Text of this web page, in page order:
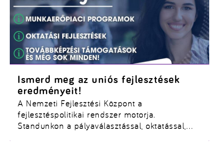
A Nemzeti Fejlesztési Központ a
fejlesztéspolitikai rendszer motorja.
Standunkon a pályaválasztással, oktatással,
Ismerd meg az uniós fejlesztések
eredményeit!